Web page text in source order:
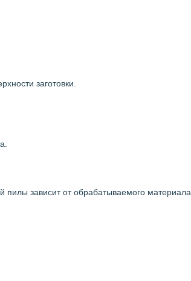
заготовки.
пилы зависит от обрабатываемого материала.